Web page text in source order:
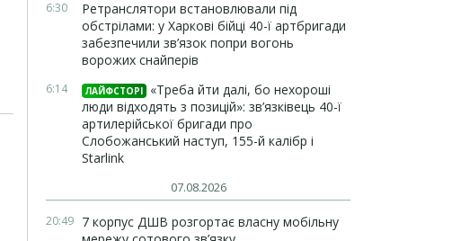
6:30
Ретранслятори встановлювали під
обстрілами: у Харкові бійці 40-ї артбригади
забезпечили зв’язок попри вогонь
ворожих снайперів
6:14 ЛАЙФСТОРІ
«Треба йти далі, бо нехороші
люди відходять з позицій»: зв’язківець 40-ї
артилерійської бригади про
Слобожанський наступ, 155-й калібр і
Starlink
07.08.2026
20:49 7 корпус ДШВ розгортає власну мобільну